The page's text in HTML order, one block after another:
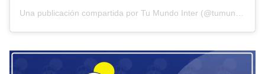
Una publicación compartida por Tu Mundo Inter (@tumundointer)